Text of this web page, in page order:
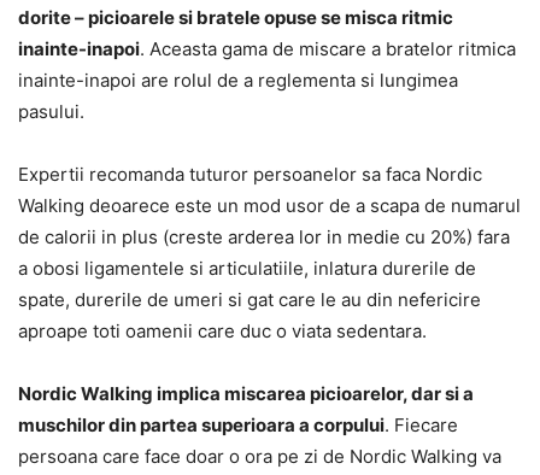
dorite – picioarele si bratele opuse se misca ritmic
inainte-inapoi. Aceasta gama de miscare a bratelor ritmica
inainte-inapoi are rolul de a reglementa si lungimea
pasului.
Expertii recomanda tuturor persoanelor sa faca Nordic
Walking deoarece este un mod usor de a scapa de numarul
de calorii in plus (creste arderea lor in medie cu 20%) fara
a obosi ligamentele si articulatiile, inlatura durerile de
spate, durerile de umeri si gat care le au din nefericire
aproape toti oamenii care duc o viata sedentara.
Nordic Walking implica miscarea picioarelor, dar si a
muschilor din partea superioara a corpului. Fiecare
persoana care face doar o ora pe zi de Nordic Walking va